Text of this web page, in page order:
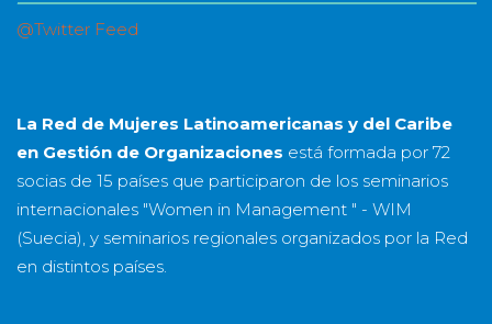
@Twitter Feed
La Red de Mujeres Latinoamericanas y del Caribe
en Gestión de Organizaciones está formada por 72
socias de 15 países que participaron de los seminarios
internacionales "Women in Management " - WIM
(Suecia), y seminarios regionales organizados por la Red
en distintos países.